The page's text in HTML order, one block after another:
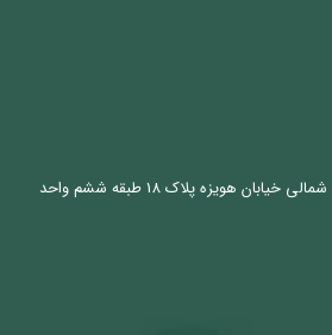
تهران-خیابان سهروردی شمالی خیابان هویزه پلاک 18 طبقه ششم واحد